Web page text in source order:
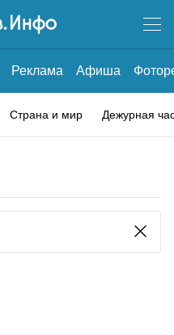
Реклама Афиша
Страна и мир Дежурная